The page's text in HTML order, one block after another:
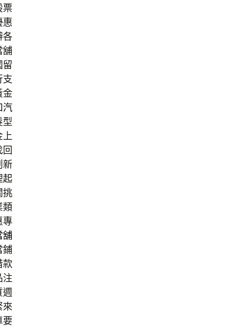
票
惠
各
舖
留
支
金
汽
型
上
新
起
挑
類
專
舖
鋪
款
注
週
來
要